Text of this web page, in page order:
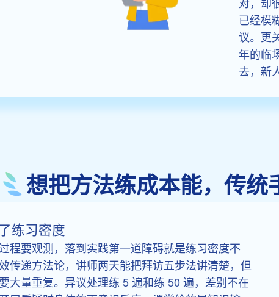
已经模
议。更
年的临
去，新
想把方法练成本能，传统
练习密度
程要观测，落到实践第一道障碍就是练习密度不
传递方法论，讲师两天能把拜访五步法讲清楚，但
大量重复。异议处理练 5 遍和练 50 遍，差别不在